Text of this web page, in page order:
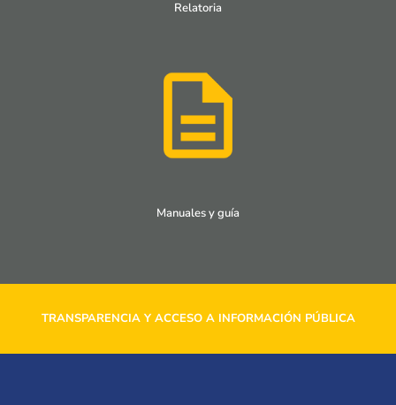
Relatoria
Manuales y guía
TRANSPARENCIA Y ACCESO A INFORMACIÓN PÚBLICA